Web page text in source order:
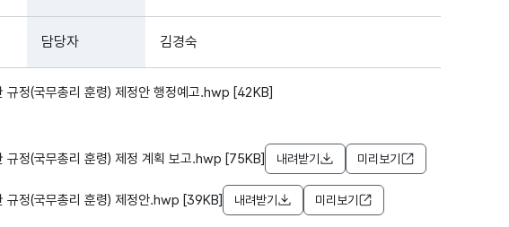
담당자 김경숙
규정(국무총리 훈령) 제정안 행정예고.hwp [42KB]
규정(국무총리 훈령) 제정 계획 보고.hwp [75KB] 내려받기 미리보기
규정(국무총리 훈령) 제정안.hwp [39KB] 내려받기 미리보기